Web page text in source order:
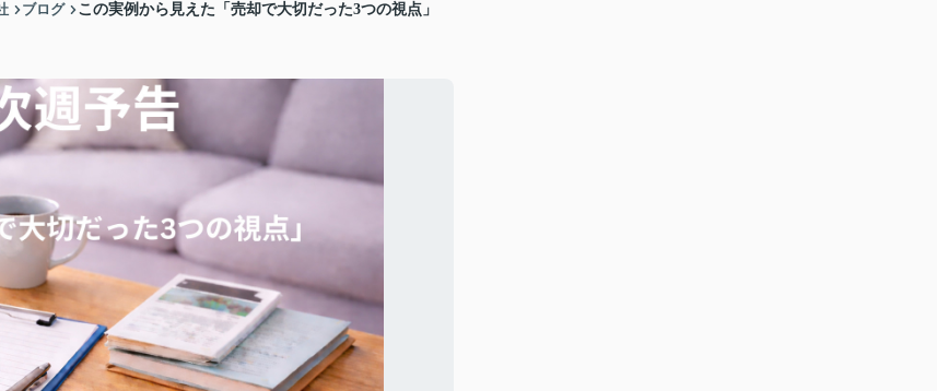
ブログ この実例から見えた「売却で大切だった3つの視点」